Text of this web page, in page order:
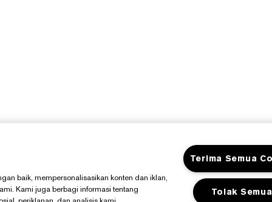
baik, mempersonalisasikan konten dan iklan,
Kami juga berbagi informasi tentang
Terima Semua
Tolak Semua